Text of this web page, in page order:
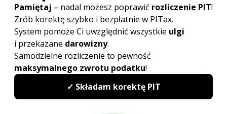
Do kiedy PIT 2027?
Kwota wolna od podatku 2027
Druki PIT 2027
Rozliczenie PIT Wspólnie z małżonkiem
Odliczanie straty w PIT